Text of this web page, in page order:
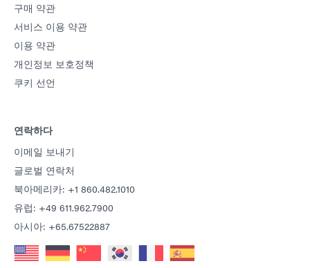
구매 약관
서비스 이용 약관
이용 약관
개인정보 보호정책
쿠키 선언
연락하다
이메일 보내기
글로벌 연락처
북아메리카: +1 860.482.1010
유럽: +49 611.962.7900
아시아: +65.67522887